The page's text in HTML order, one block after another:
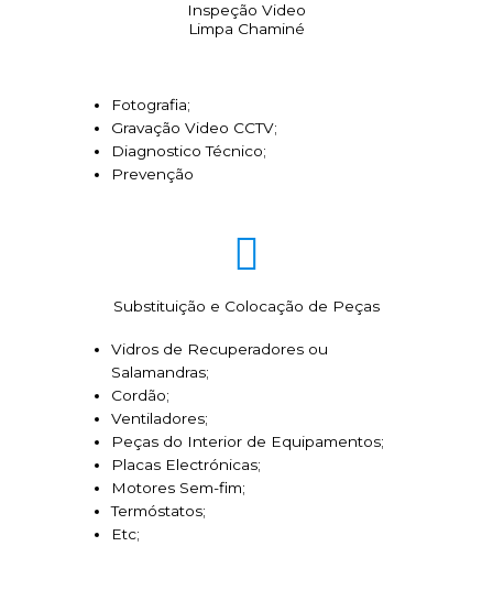
Inspeção Video
Limpa Chaminé
Fotografia;
Gravação Video CCTV;
Diagnostico Técnico;
Prevenção
Substituição e Colocação de Peças
Vidros de Recuperadores ou
Salamandras;
Cordão;
Ventiladores;
Peças do Interior de Equipamentos;
Placas Electrónicas;
Motores Sem-fim;
Termóstatos;
Etc;